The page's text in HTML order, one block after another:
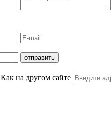
Как на другом сайте